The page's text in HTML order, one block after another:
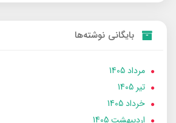
بایگانی نوشته‌ها
مرداد 1405
تير 1405
خرداد 1405
ارديبهشت 1405